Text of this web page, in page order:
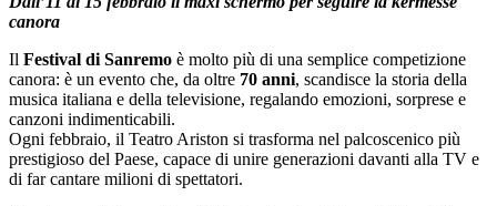
canora
Il Festival di Sanremo è molto più di una semplice competizione
canora: è un evento che, da oltre 70 anni, scandisce la storia della
musica italiana e della televisione, regalando emozioni, sorprese e
canzoni indimenticabili.
Ogni febbraio, il Teatro Ariston si trasforma nel palcoscenico più
prestigioso del Paese, capace di unire generazioni davanti alla TV e
di far cantare milioni di spettatori.